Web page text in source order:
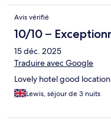
Avis vérifié
10/10 –
15 déc. 2025
Traduire avec Google
Lovely hotel good location
Lewis, séjour de 3 nuits